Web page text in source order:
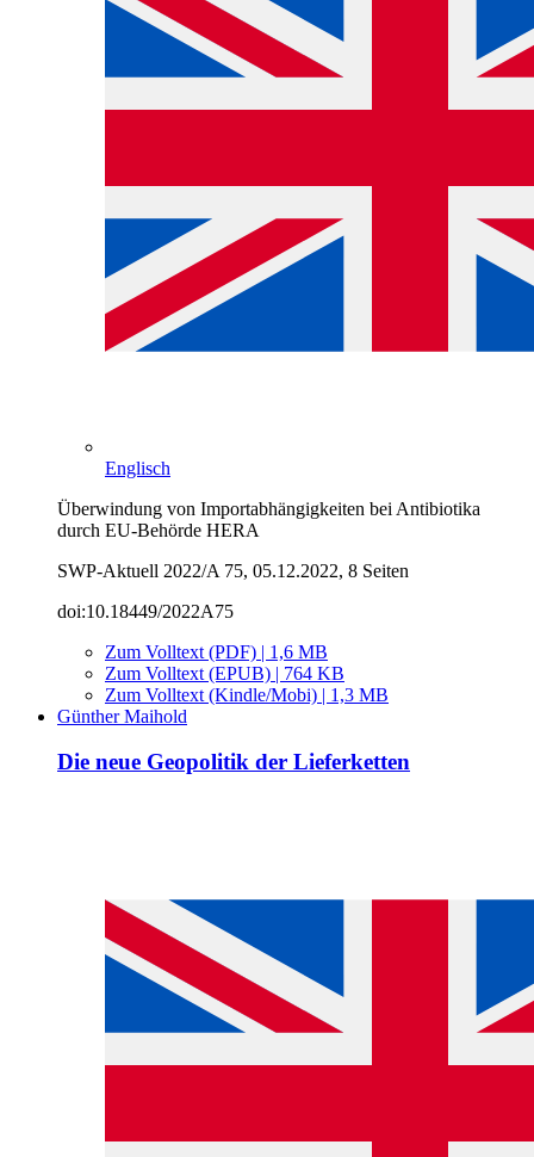
Englisch
Überwindung von Importabhängigkeiten bei Antibiotika
durch EU-Behörde HERA
SWP-Aktuell 2022/A 75, 05.12.2022, 8 Seiten
doi:10.18449/2022A75
Zum Volltext (PDF) | 1,6 MB
Zum Volltext (EPUB) | 764 KB
Zum Volltext (Kindle/Mobi) | 1,3 MB
Günther Maihold
Die neue Geopolitik der Lieferketten